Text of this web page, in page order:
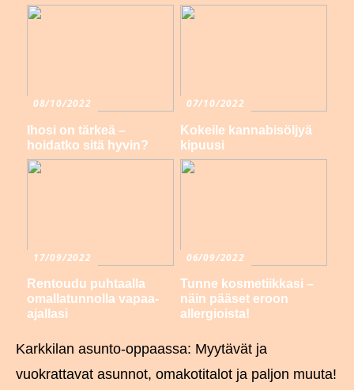
08/10/2022
Ihosi on tärkeä –
hoidatko sitä hyvin?
07/10/2022
Kokeile kannabisöljyä
kipuusi
17/09/2022
Rentoudu puhtaalla
omallatunnolla vapaa-
ajallasi
06/09/2022
Tunne kosmetiikkasi –
näin pääset eroon
allergioista!
Karkkilan asunto-oppaassa: Myytävät ja
vuokrattavat asunnot, omakotitalot ja paljon muuta!